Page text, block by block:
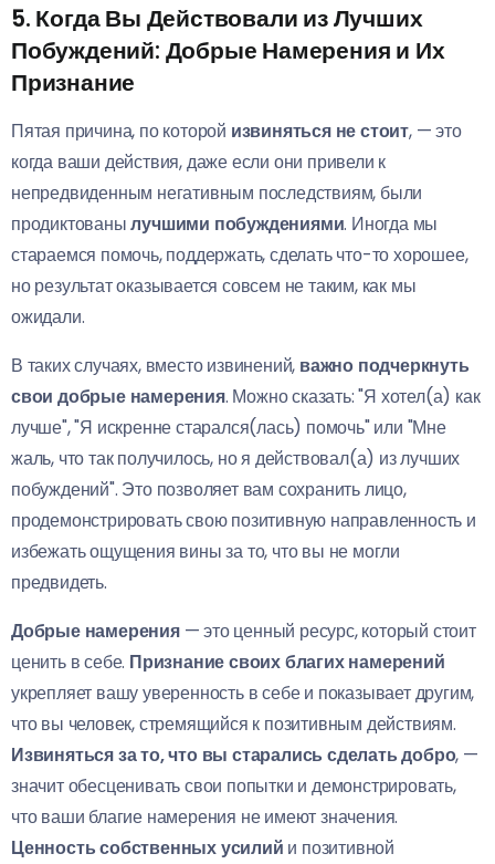
5. Когда Вы Действовали из Лучших
Побуждений: Добрые Намерения и Их
Признание
Пятая причина, по которой извиняться не стоит, — это
когда ваши действия, даже если они привели к
непредвиденным негативным последствиям, были
продиктованылучшими побуждениями. Иногда мы
стараемся помочь, поддержать, сделать что-то хорошее,
но результат оказывается совсем не таким, как мы
ожидали.
В таких случаях, вместо извинений, важно подчеркнуть
свои добрые намерения. Можно сказать: "Я хотел(а) как
лучше", "Я искренне старался(лась) помочь" или "Мне
жаль, что так получилось, но я действовал(а) из лучших
побуждений". Это позволяет вам сохранить лицо,
продемонстрировать свою позитивную направленность и
избежать ощущения вины за то, что вы не могли
предвидеть.
Добрые намерения— это ценный ресурс, который стоит
ценить в себе. Признание своих благих намерений
укрепляет вашу уверенность в себе и показывает другим,
что вы человек, стремящийся к позитивным действиям.
Извиняться за то, что вы старались сделать добро, —
значит обесценивать свои попытки и демонстрировать,
что ваши благие намерения не имеют значения.
Ценность собственных усилий и позитивной